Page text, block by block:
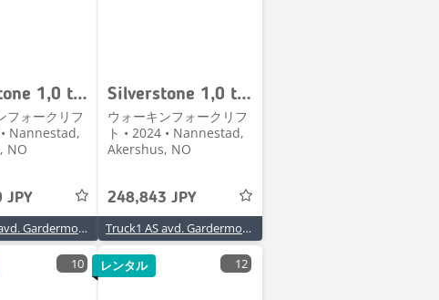
Silverstone 1,0 tonns manuell ledestabler 1,0 - 2,5 m LH
フォークリフ
• Nannestad,
NO
JPY
Truck1 AS avd. Gardermoen
Silverstone 1,0 tonns manuell ledestabler 1,1 - 2,9 m LH
ウォーキンフォークリフ
ト • 2024 • Nannestad,
Akershus, NO
248,843 JPY
Truck1 AS avd. Gardermoen
10 12
レンタル